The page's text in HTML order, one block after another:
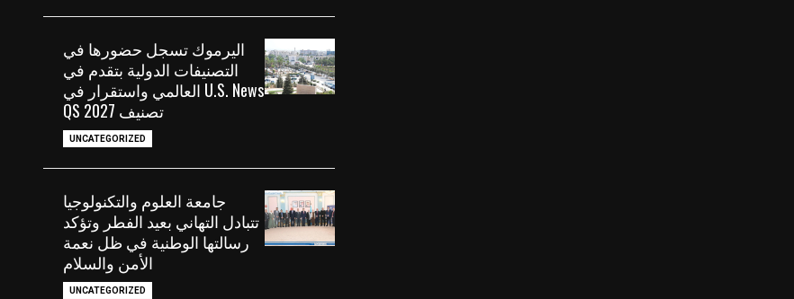
اليرموك تسجل حضورها في
التصنيفات الدولية بتقدم في
U.S. News العالمي واستقرار في
تصنيف QS 2027
UNCATEGORIZED
جامعة العلوم والتكنولوجيا
تتبادل التهاني بعيد الفطر وتؤكد
رسالتها الوطنية في ظل نعمة
الأمن والسلام
UNCATEGORIZED